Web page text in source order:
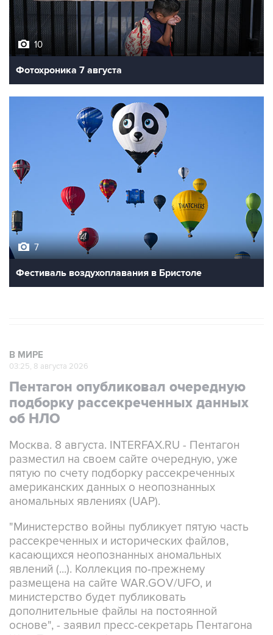
10
Фотохроника 7 августа
7
Фестиваль воздухоплавания в Бристоле
В МИРЕ
03:25, 8 августа 2026
Пентагон опубликовал очередную
подборку рассекреченных данных
об НЛО
Москва. 8 августа. INTERFAX.RU - Пентагон
разместил на своем сайте очередную, уже
пятую по счету подборку рассекреченных
американских данных о неопознанных
аномальных явлениях (UAP).
"Министерство войны публикует пятую часть
рассекреченных и исторических файлов,
касающихся неопознанных аномальных
явлений (...). Коллекция по-прежнему
размещена на сайте WAR.GOV/UFO, и
министерство будет публиковать
дополнительные файлы на постоянной
основе", - заявил пресс-секретарь Пентагона